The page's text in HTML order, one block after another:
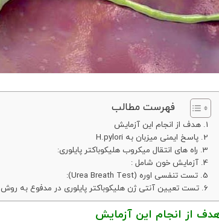
فهرست مطالب
هدف از انجام این آزمایش
پاسخ ایمنی میزبان به H.pylori
راه های انتقال میکروب هلیکوباکتر پایلوری:
آزمایش خون شامل :
تست تنفسی اوره (Urea Breath Test):
تست تعیین آنتی ژن هلیکوباکتر پایلوری در مدفوع به روش PCR
از انجام این آزمایش